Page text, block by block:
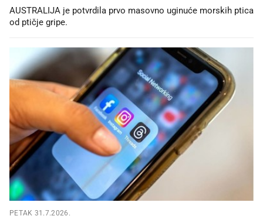
AUSTRALIJA je potvrdila prvo masovno uginuće morskih ptica
od ptičje gripe.
PETAK 31.7.2026.